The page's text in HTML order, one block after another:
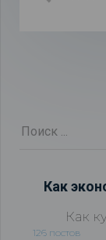
Как
Как
126 постов